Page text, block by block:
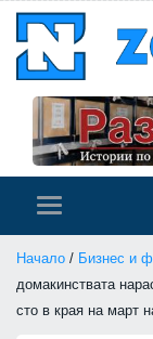
Начало / Бизнес и
домакинствата
сто в края на март